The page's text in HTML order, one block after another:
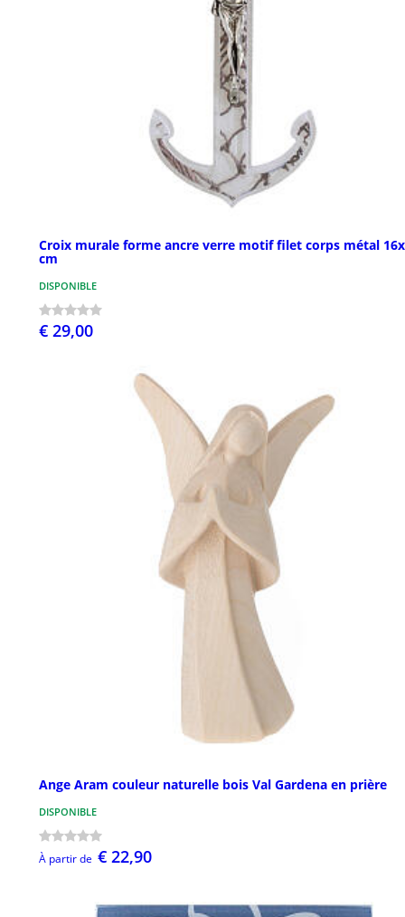
Croix murale forme ancre verre motif filet corps métal
cm
DISPONIBLE
€ 29,00
Ange Aram couleur naturelle bois Val Gardena en prière
DISPONIBLE
À partir de € 22,90